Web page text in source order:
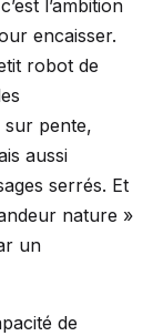
l’ambition
encaisser.
robot de
sur pente,
aussi
serrés. Et
nature »
un
de